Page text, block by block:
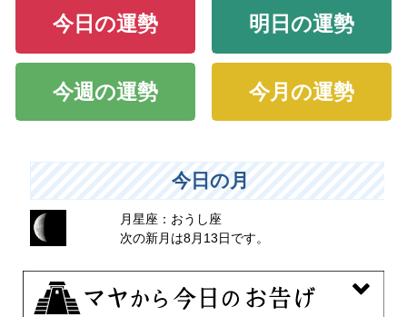
今日の運勢 明日の運勢
今週の運勢 今月の運勢
今日の月
月星座：おうし座
次の新月は8月13日です。